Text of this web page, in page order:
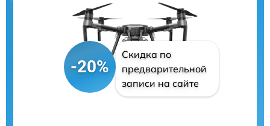
-20%
Скидка по
предварительной
записи на сайте